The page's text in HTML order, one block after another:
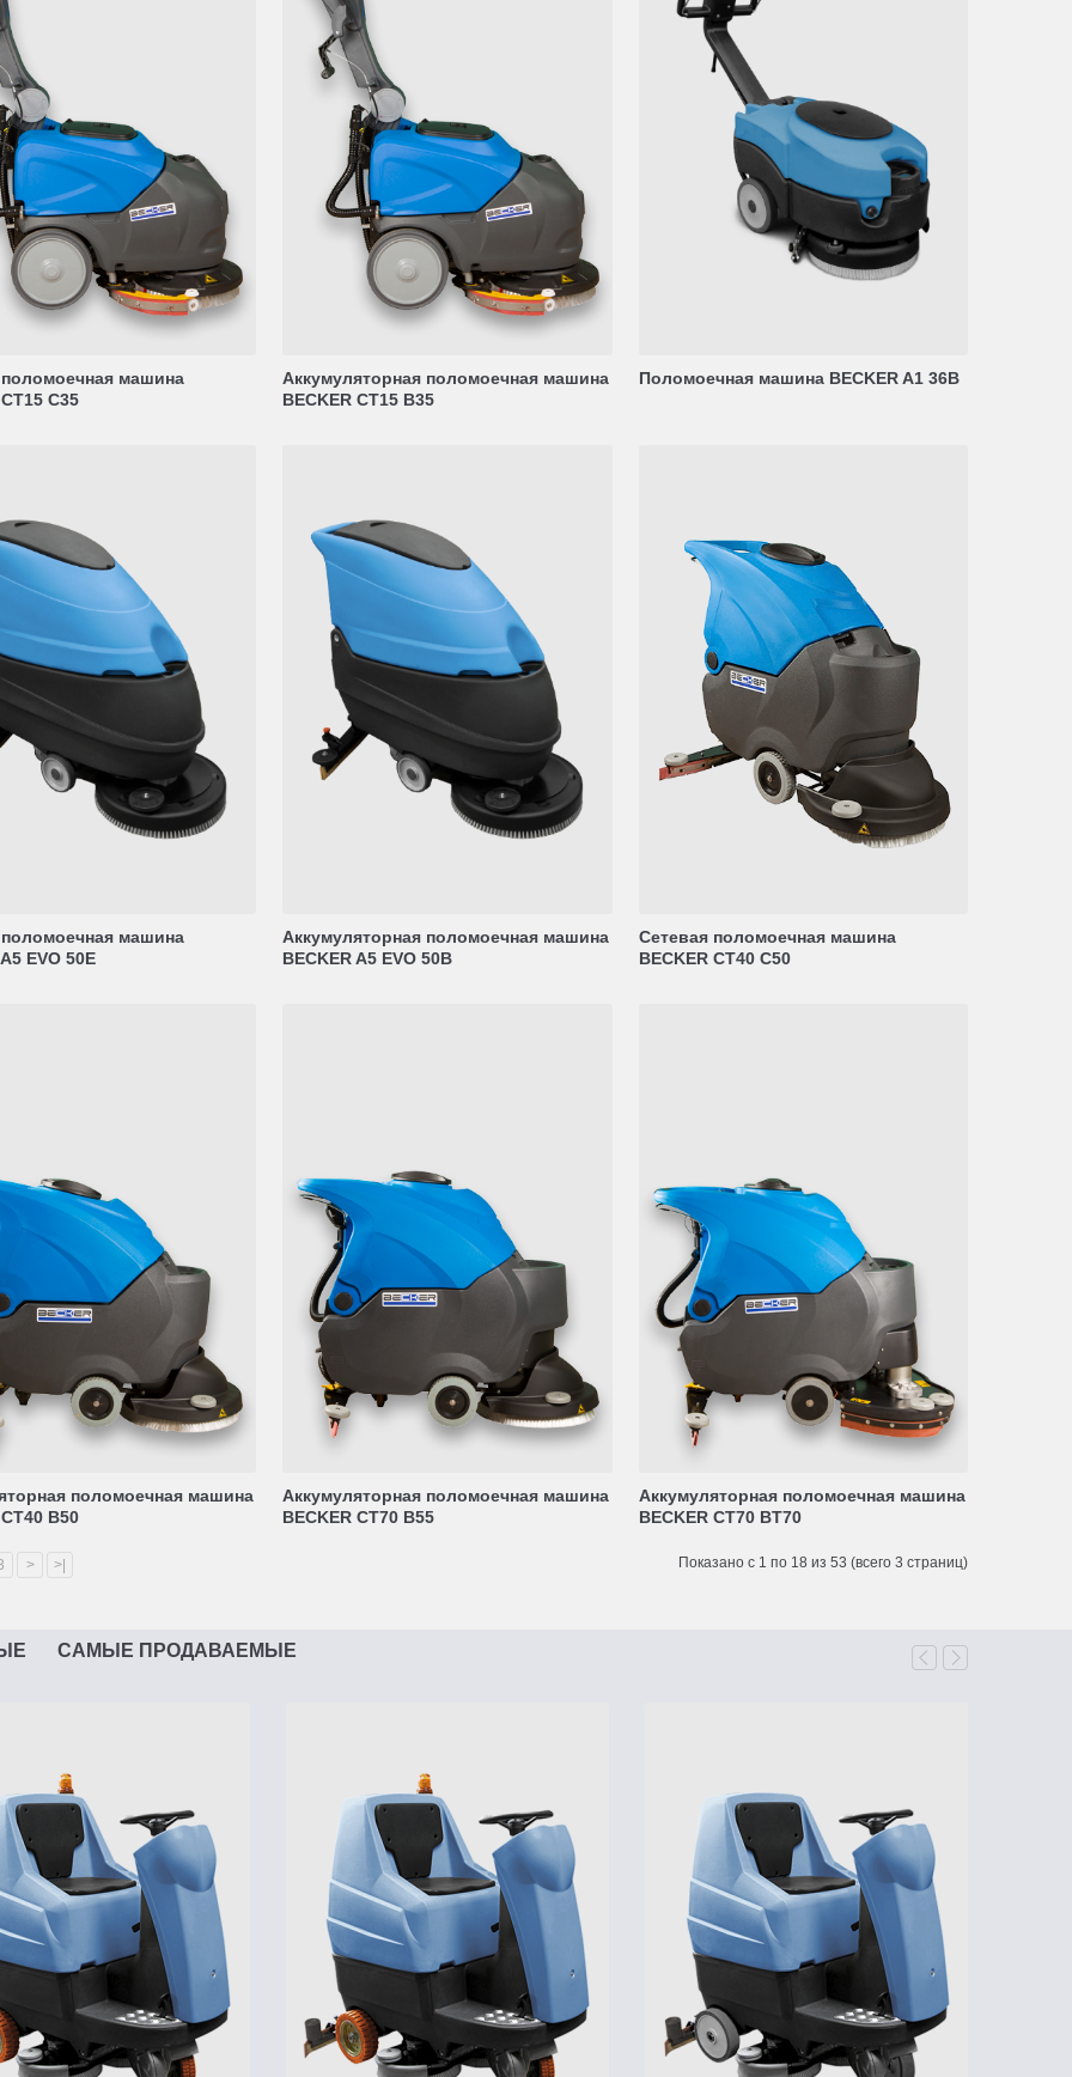
машина
C35
Аккумуляторная поломоечная машина
BECKER CT15 B35
Поломоечная машина BECKER A1 36B
машина
EVO 50E
Аккумуляторная поломоечная машина
BECKER A5 EVO 50B
Сетевая поломоечная машина
BECKER CT40 C50
поломоечная машина
B50
Аккумуляторная поломоечная машина
BECKER CT70 B55
Аккумуляторная поломоечная машина
BECKER CT70 BT70
> >| Показано с 1 по 18 из 53 (всего 3 страниц)
САМЫЕ ПРОДАВАЕМЫЕ